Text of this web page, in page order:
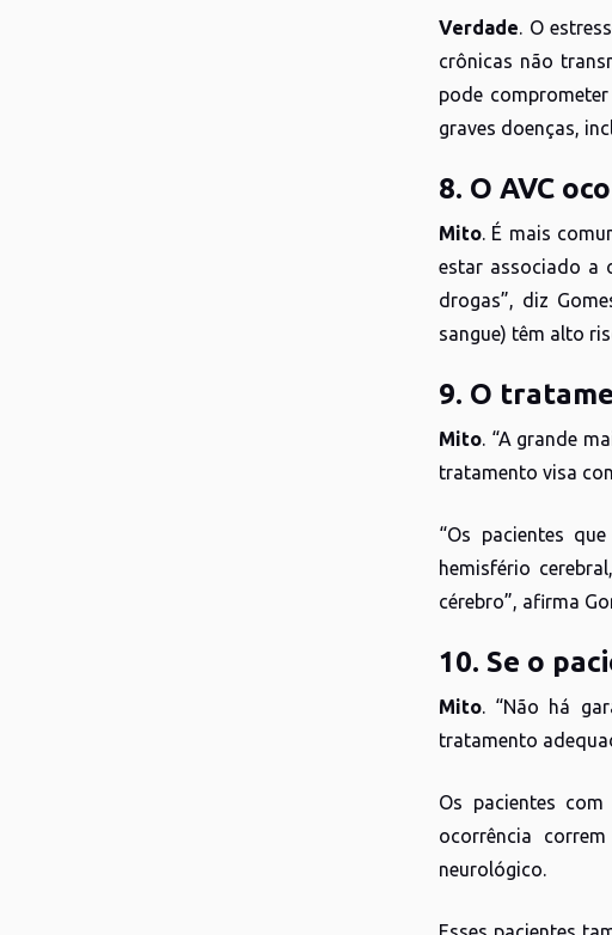
Verdade . O
crônicas não
pode
graves doenças,
8. O AVC
Mito . É mais
estar associado a
drogas”, diz
sangue) têm alto
9. O
Mito . “A grande
tratamento visa
“Os pacientes
hemisfério
cérebro”, afirma
10. Se o
Mito . “Não há
tratamento
Os pacientes
ocorrência
neurológico.